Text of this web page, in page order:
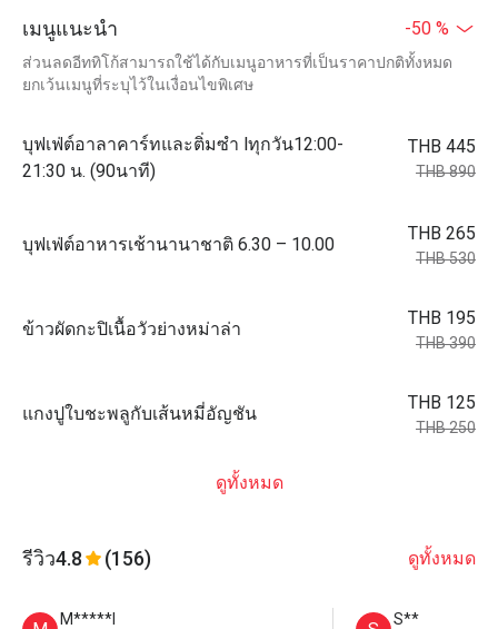
เมนูแนะนำ -50 %
ส่วนลดอีททิโก้สามารถใช้ได้กับเมนูอาหารที่เป็นราคาปกติทั้งหมด
ยกเว้นเมนูที่ระบุไว้ในเงื่อนไขพิเศษ
บุฟเฟ่ต์อาลาคาร์ทและติ่มซำ lทุกวัน12:00-
21:30 น. (90นาที)
THB 445
THB 890
บุฟเฟ่ต์อาหารเช้านานาชาติ 6.30 – 10.00
THB 265
THB 530
ข้าวผัดกะปิเนื้อวัวย่างหม่าล่า
THB 195
THB 390
แกงปูใบชะพลูกับเส้นหมี่อัญชัน
THB 125
THB 250
ดูทั้งหมด
รีวิว4.8 (156) ดูทั้งหมด
M*****l
S**